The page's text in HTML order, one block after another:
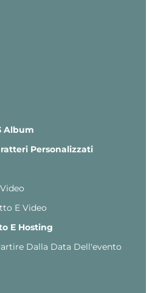
Album
Personalizzati
E Video
E Hosting
Dalla Data Dell'evento